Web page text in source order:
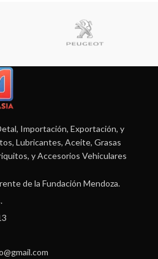
Importación, Exportación, y
Lubricantes, Aceite, Grasas
y Accesorios Vehiculares
de la Fundación Mendoza.